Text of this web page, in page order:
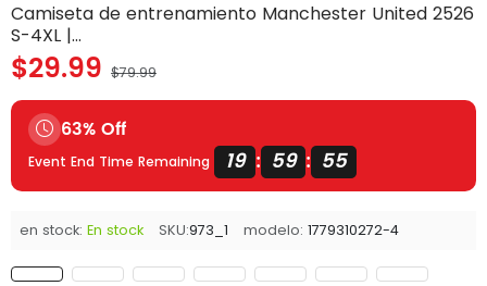
Camiseta de entrenamiento Manchester United 2526
S-4XL |...
$29.99 $79.99
63% Off
Event End Time Remaining 19 : 59 : 54
en stock: En stock SKU:973_1 modelo: 1779310272-4